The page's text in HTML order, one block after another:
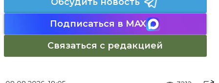
Подписаться в MAX
Связаться с редакцией